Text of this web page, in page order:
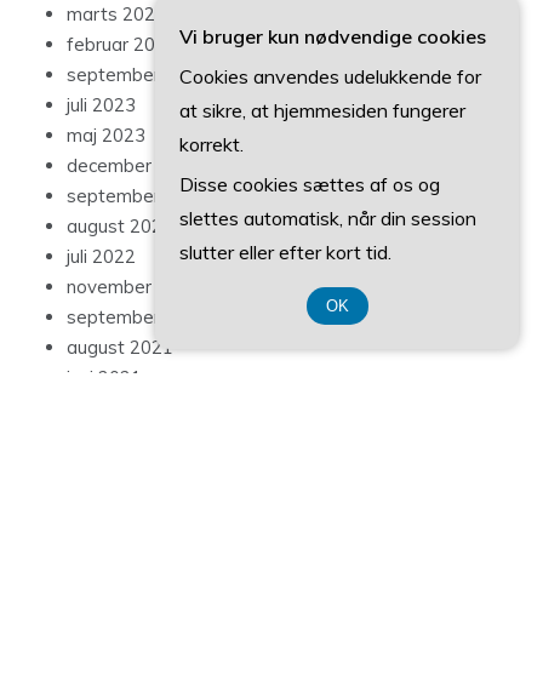
marts 2024
februar 2024
september 2023
juli 2023
maj 2023
december 2022
september 2022
august 2022
juli 2022
november 2021
september 2021
august 2021
juni 2021
Vi bruger kun nødvendige cookies
Cookies anvendes udelukkende for
at sikre, at hjemmesiden fungerer
korrekt.
Disse cookies sættes af os og
slettes automatisk, når din session
slutter eller efter kort tid.
OK